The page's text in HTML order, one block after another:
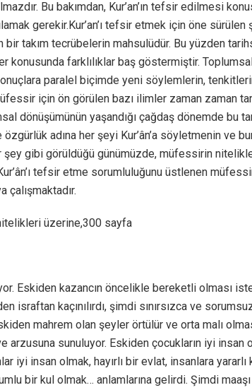
Bu bakımdan, Kur’an’ın tefsir edilmesi
gerekir.Kur’an’ı tefsir etmek için öne sürülen
takım tecrübelerin mahsulüdür. Bu yüzden
farklılıklar baş göstermiştir.
paralel biçimde yeni söylemlerin,
için ön görülen bazı ilimler zaman zaman
dönüşümünün yaşandığı çağdaş dönemde bu
adına her şeyi Kur’ân’a söyletmenin ve
gibi görüldüğü günümüzde, müfessirin
tefsir etme sorumluluğunu üstlenen
çalışmaktadır.
üzerine,300 sayfa
Eskiden kazancın öncelikle bereketli olması
israftan kaçınılırdı, şimdi sınırsızca ve
mahrem olan şeyler örtülür ve orta malı
sunuluyor. Eskiden çocukların iyi insan
iyi insan olmak, hayırlı bir evlat, insanlara yararlı
bir kul olmak… anlamlarına gelirdi. Şimdi